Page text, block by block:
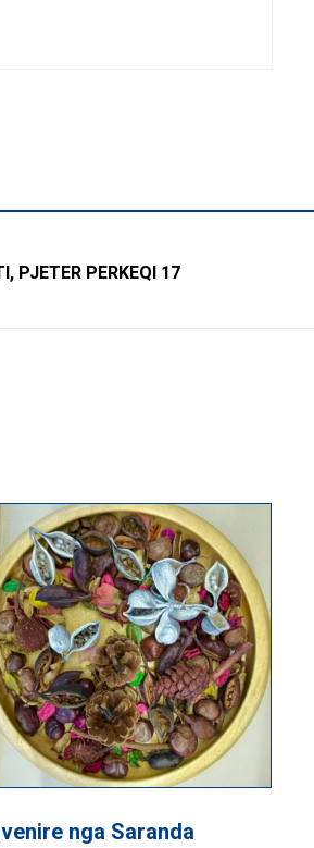
PJETER PERKEQI 17
nga Saranda